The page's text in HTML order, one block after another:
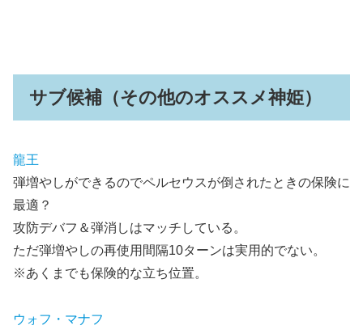
サブ候補（その他のオススメ神姫）
龍王
弾増やしができるのでペルセウスが倒されたときの保険に
最適？
攻防デバフ＆弾消しはマッチしている。
ただ弾増やしの再使用間隔10ターンは実用的でない。
※あくまでも保険的な立ち位置。
ウォフ・マナフ